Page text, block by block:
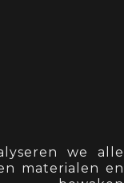
we alle
materialen en